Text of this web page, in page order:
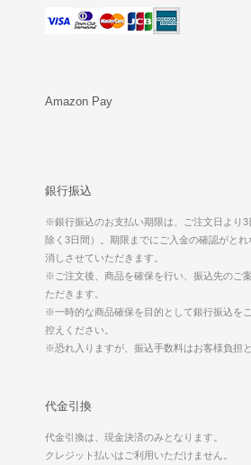
Amazon Pay
銀行振込
※銀行振込のお支払い期限は、ご注文日より3
除く3日間）。期限までにご入金の確認がと
消しさせていただきます。
※ご注文後、商品を確保を行い、振込先のご
ただきます。
※一時的な商品確保を目的として銀行振込を
控えください。
※恐れ入りますが、振込手数料はお客様負担
代金引換
代金引換は、現金決済のみとなります。
クレジット払いはご利用いただけません。